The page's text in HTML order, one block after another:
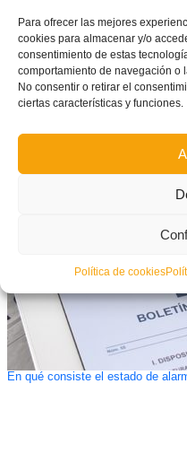
Para ofrecer las mejores
cookies para almacenar y/o
consentimiento de estas
comportamiento de navegación o
No consentir o retirar el
ciertas características y funciones.
Política de cookies
En qué consiste el estado de